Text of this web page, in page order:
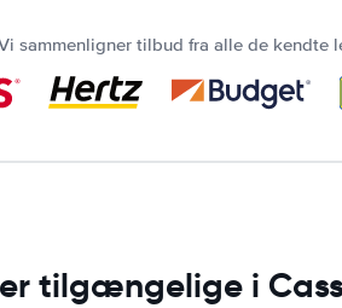
sammenligner tilbud fra alle de kendte
tilgængelige i